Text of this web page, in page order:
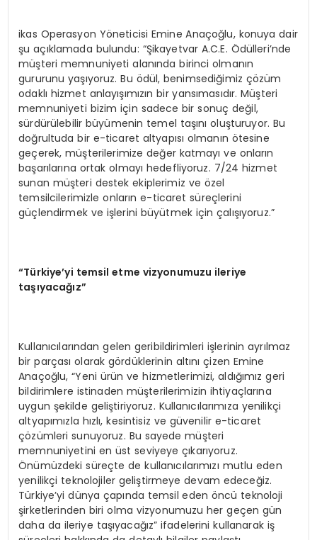
ikas Operasyon Yöneticisi Emine Anaçoğlu, konuya dair
şu açıklamada bulundu: “Şikayetvar A.C.E. Ödülleri’nde
müşteri memnuniyeti alanında birinci olmanın
gururunu yaşıyoruz. Bu ödül, benimsediğimiz çözüm
odaklı hizmet anlayışımızın bir yansımasıdır. Müşteri
memnuniyeti bizim için sadece bir sonuç değil,
sürdürülebilir büyümenin temel taşını oluşturuyor. Bu
doğrultuda bir e-ticaret altyapısı olmanın ötesine
geçerek, müşterilerimize değer katmayı ve onların
başarılarına ortak olmayı hedefliyoruz. 7/24 hizmet
sunan müşteri destek ekiplerimiz ve özel
temsilcilerimizle onların e-ticaret süreçlerini
güçlendirmek ve işlerini büyütmek için çalışıyoruz.”
“Türkiye’yi temsil etme vizyonumuzu ileriye
taşıyacağız”
Kullanıcılarından gelen geribildirimleri işlerinin ayrılmaz
bir parçası olarak gördüklerinin altını çizen Emine
Anaçoğlu, “Yeni ürün ve hizmetlerimizi, aldığımız geri
bildirimlere istinaden müşterilerimizin ihtiyaçlarına
uygun şekilde geliştiriyoruz. Kullanıcılarımıza yenilikçi
altyapımızla hızlı, kesintisiz ve güvenilir e-ticaret
çözümleri sunuyoruz. Bu sayede müşteri
memnuniyetini en üst seviyeye çıkarıyoruz.
Önümüzdeki süreçte de kullanıcılarımızı mutlu eden
yenilikçi teknolojiler geliştirmeye devam edeceğiz.
Türkiye’yi dünya çapında temsil eden öncü teknoloji
şirketlerinden biri olma vizyonumuzu her geçen gün
daha da ileriye taşıyacağız” ifadelerini kullanarak iş